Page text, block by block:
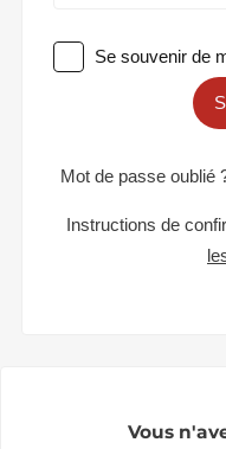
Se souvenir de
Mot de passe oublié
Instructions de
Vous